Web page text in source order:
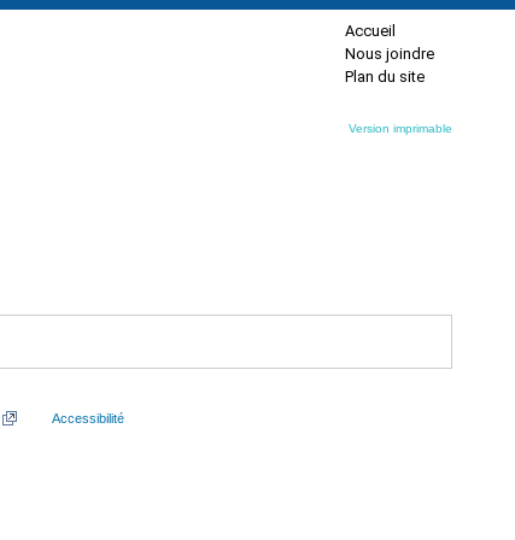
Accueil
Nous joindre
Plan du site
Version imprimable
Accessibilité